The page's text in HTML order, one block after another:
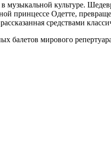
культуре.
принцессе Одетте,
средствами
балетов мирового